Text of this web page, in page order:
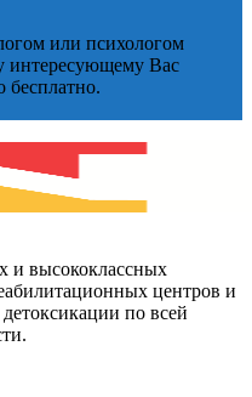
или психологом
интересующему Вас
бесплатно.
и высококлассных
центров и
по всей